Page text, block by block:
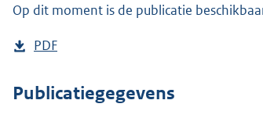
Op dit moment is de publicatie
D
w
PDF
s
Publicatiegegevens